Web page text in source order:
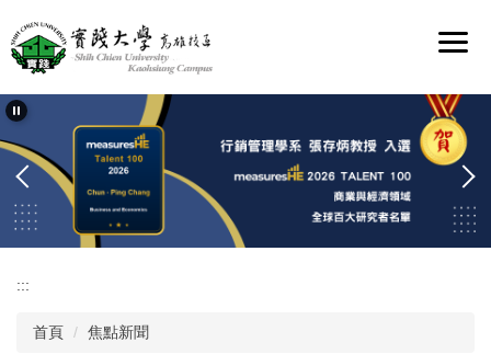
到
主
內
區
:::
首頁 焦點新聞